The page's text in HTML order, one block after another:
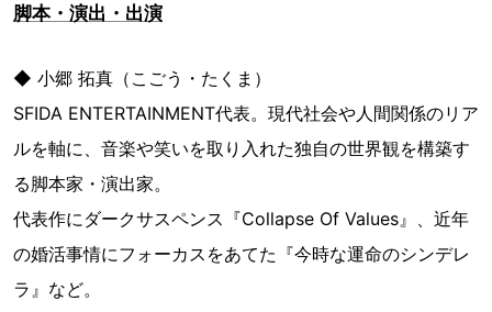
脚本・演出・出演
◆ 小郷 拓真（こごう・たくま）
SFIDA ENTERTAINMENT代表。現代社会や人間関係のリア
ルを軸に、音楽や笑いを取り入れた独自の世界観を構築す
る脚本家・演出家。
代表作にダークサスペンス『Collapse Of Values』、近年
の婚活事情にフォーカスをあてた『今時な運命のシンデレ
ラ』など。